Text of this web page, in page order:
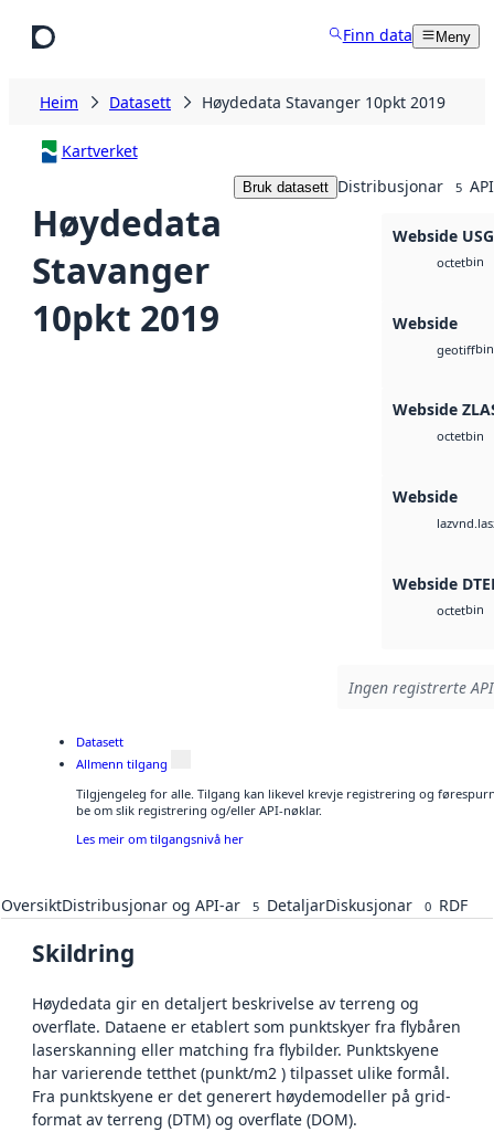
Finn data Meny
Heim Datasett Høydedata Stavanger 10pkt 2019
Kartverket
Høydedata
Stavanger
10pkt 2019
Bruk datasett Distribusjonar 5
Webside
octetbin
Webside
geotiffbin
Webside
octetbin
Webside
laz
Webside
octetbin
Ingen registrerte
Datasett
Allmenn tilgang
Tilgjengeleg for alle. Tilgang kan likevel krevje registrering og
be om slik registrering og/eller API-nøklar.
Les meir om tilgangsnivå her
OversiktDistribusjonar og API-ar 5 DetaljarDiskusjonar 0 RDF
Skildring
Høydedata gir en detaljert beskrivelse av terreng og
overflate. Dataene er etablert som punktskyer fra flybåren
laserskanning eller matching fra flybilder. Punktskyene
har varierende tetthet (punkt/m2 ) tilpasset ulike formål.
Fra punktskyene er det generert høydemodeller på grid-
format av terreng (DTM) og overflate (DOM).